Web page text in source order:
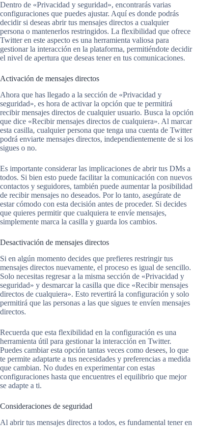
Dentro de «Privacidad y seguridad», encontrarás varias
configuraciones que puedes ajustar. Aquí es donde podrás
decidir si deseas abrir tus mensajes directos a cualquier
persona o mantenerlos restringidos. La flexibilidad que ofrece
Twitter en este aspecto es una herramienta valiosa para
gestionar la interacción en la plataforma, permitiéndote decidir
el nivel de apertura que deseas tener en tus comunicaciones.
Activación de mensajes directos
Ahora que has llegado a la sección de «Privacidad y
seguridad», es hora de activar la opción que te permitirá
recibir mensajes directos de cualquier usuario. Busca la opción
que dice «Recibir mensajes directos de cualquiera». Al marcar
esta casilla, cualquier persona que tenga una cuenta de Twitter
podrá enviarte mensajes directos, independientemente de si los
sigues o no.
Es importante considerar las implicaciones de abrir tus DMs a
todos. Si bien esto puede facilitar la comunicación con nuevos
contactos y seguidores, también puede aumentar la posibilidad
de recibir mensajes no deseados. Por lo tanto, asegúrate de
estar cómodo con esta decisión antes de proceder. Si decides
que quieres permitir que cualquiera te envíe mensajes,
simplemente marca la casilla y guarda los cambios.
Desactivación de mensajes directos
Si en algún momento decides que prefieres restringir tus
mensajes directos nuevamente, el proceso es igual de sencillo.
Solo necesitas regresar a la misma sección de «Privacidad y
seguridad» y desmarcar la casilla que dice «Recibir mensajes
directos de cualquiera». Esto revertirá la configuración y solo
permitirá que las personas a las que sigues te envíen mensajes
directos.
Recuerda que esta flexibilidad en la configuración es una
herramienta útil para gestionar la interacción en Twitter.
Puedes cambiar esta opción tantas veces como desees, lo que
te permite adaptarte a tus necesidades y preferencias a medida
que cambian. No dudes en experimentar con estas
configuraciones hasta que encuentres el equilibrio que mejor
se adapte a ti.
Consideraciones de seguridad
Al abrir tus mensajes directos a todos, es fundamental tener en